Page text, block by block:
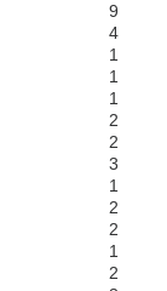
9
4
1
1
1
2
2
3
1
2
2
1
2